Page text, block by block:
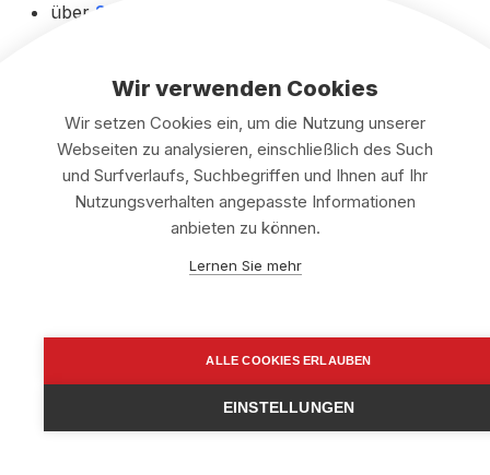
über Smartkündigen
Nachweis sichern
3. Was passiert danach?
Die MarketConsultive GmbH bestätigt üblicherweise
den Eingang der Kündigung schriftlich.
Wer ist Apo Svalley?
Apo Svalley ist Ansprechpartner, Coach und
kommunikatives Gesicht derMarketConsultive
Wir verwenden Cookies
Wir setzen Cookies ein, um die Nutzung unserer
Webseiten zu analysieren, einschließlich des Such
und Surfverlaufs, Suchbegriffen und Ihnen auf Ihr
Nutzungsverhalten angepasste Informationen
anbieten zu können.
Lernen Sie mehr
ALLE COOKIES ERLAUBEN
EINSTELLUNGEN